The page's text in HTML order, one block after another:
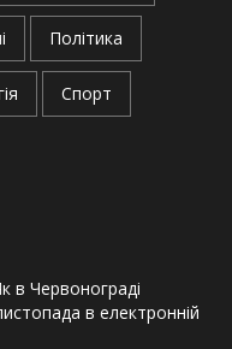
Політика
Спорт
в Червонограді
в електронній